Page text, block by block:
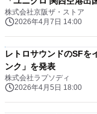
株式会社京阪ザ・ストア
2026年4月7日 14:00
レトロサウンドのSFを
ンク」を発表
株式会社ラプソディ
2026年4月5日 18:00